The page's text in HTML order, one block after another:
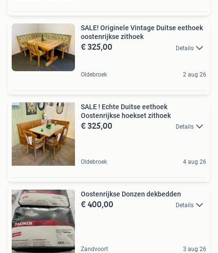
SALE! Originele Vintage Duitse eethoek
oostenrijkse zithoek
€ 325,00 Details
Oldebroek 2 aug 26
SALE ! Echte Duitse eethoek
Oostenrijkse hoekset zithoek
€ 325,00 Details
Oldebroek 4 aug 26
Oostenrijkse Donzen dekbedden
€ 400,00 Details
Zandvoort 3 aug 26